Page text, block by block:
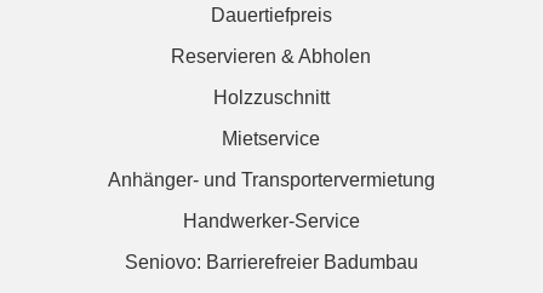
Dauertiefpreis
Reservieren & Abholen
Holzzuschnitt
Mietservice
Anhänger- und Transportervermietung
Handwerker-Service
Seniovo: Barrierefreier Badumbau